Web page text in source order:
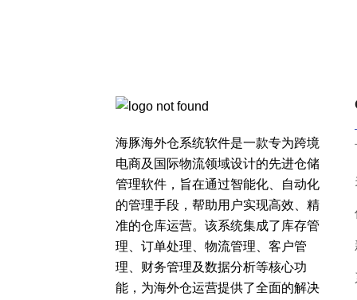
海豚海外仓系统软件是一款专为跨境
电商及国际物流领域设计的先进仓储
管理软件，旨在通过智能化、自动化
的管理手段，帮助用户实现高效、精
准的仓库运营。该系统集成了库存管
理、订单处理、物流管理、客户管
理、财务管理及数据分析等核心功
能，为海外仓运营提供了全面的解决